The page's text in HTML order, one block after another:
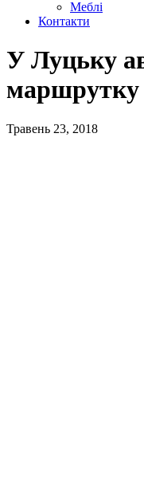
Меблі
Контакти
У Луцьку
маршрутку
Травень 23, 2018